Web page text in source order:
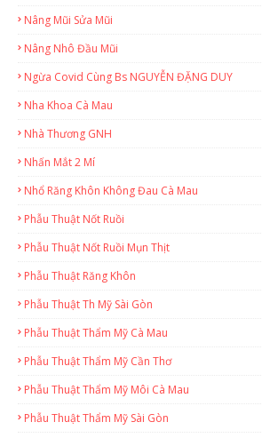
Nâng Mũi Sửa Mũi
Nâng Nhô Đầu Mũi
Ngừa Covid Cùng Bs NGUYỄN ĐẶNG DUY
Nha Khoa Cà Mau
Nhà Thương GNH
Nhấn Mắt 2 Mí
Nhổ Răng Khôn Không Đau Cà Mau
Phẫu Thuật Nốt Ruồi
Phẫu Thuật Nốt Ruồi Mụn Thịt
Phẫu Thuật Răng Khôn
Phẫu Thuật Th Mỹ Sài Gòn
Phẫu Thuật Thẩm Mỹ Cà Mau
Phẫu Thuật Thẩm Mỹ Cần Thơ
Phẫu Thuật Thẩm Mỹ Môi Cà Mau
Phẫu Thuật Thẩm Mỹ Sài Gòn